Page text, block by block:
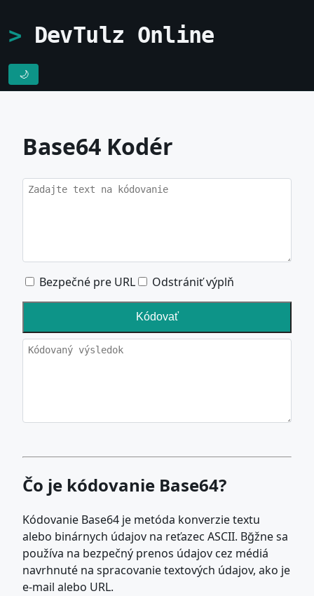
DevTulz Online
🌙
Base64 Kodér
Bezpečné pre URL Odstrániť výplň
Kódovať
Čo je kódovanie Base64?
Kódovanie Base64 je metóda konverzie textu
alebo binárnych údajov na reťazec ASCII. Bğžne sa
používa na bezpečný prenos údajov cez médiá
navrhnuté na spracovanie textových údajov, ako je
e-mail alebo URL.